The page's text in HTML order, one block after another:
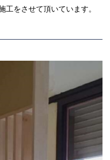
工をさせて頂いています。